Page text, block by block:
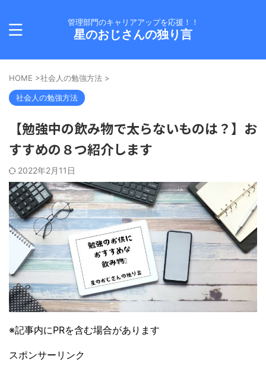
管理部門のキャリアアップを応援！！
星のおじさんの独り言
HOME >社会人の勉強方法 >
社会人の勉強方法
【勉強中の飲み物で太らないものは？】お
すすめの８つ紹介します
2022年2月11日
※記事内にPRを含む場合があります
スポンサーリンク